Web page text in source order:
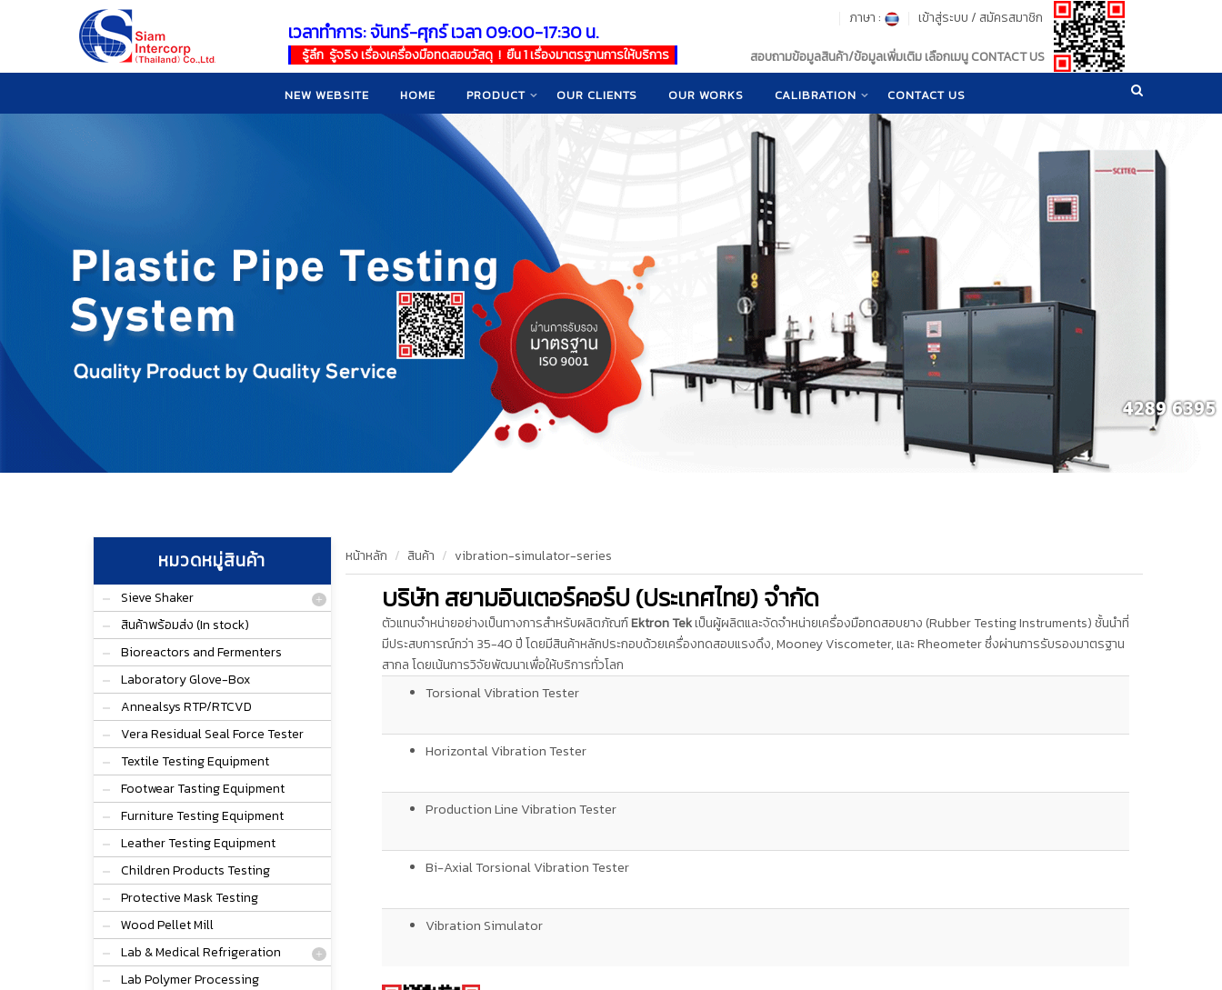
เวลาทำการ: จันทร์-ศุกร์ เวลา 09:00-17:30 น.
รู้ลึก รู้จริง เรื่องเครื่องมือทดสอบวัสดุ ! ยืน 1 เรื่องมาตรฐานการให้บริการ
เข้าสู่ระบบ / สมัครสมาชิก
ภาษา :
สอบถามข้อมูลสินค้า/ข้อมูลเพิ่มเติม เลือกเมนู CONTACT US
NEW WEBSITE HOME PRODUCT OUR CLIENTS OUR WORKS CALIBRATION CONTACT US
หมวดหมู่สินค้า
Sieve Shaker
สินค้าพร้อมส่ง (In stock)
Bioreactors and Fermenters
Laboratory Glove-Box
Annealsys RTP/RTCVD
Vera Residual Seal Force Tester
Textile Testing Equipment
Footwear Tasting Equipment
Furniture Testing Equipment
Leather Testing Equipment
Children Products Testing
Protective Mask Testing
Wood Pellet Mill
Lab & Medical Refrigeration
Lab Polymer Processing
หน้าหลัก สินค้า vibration-simulator-series
บริษัท สยามอินเตอร์คอร์ป (ประเทศไทย) จำกัด
ตัวแทนจำหน่ายอย่างเป็นทางการสำหรับผลิตภัณฑ์Ektron Tekเป็นผู้ผลิตและจัดจำหน่ายเครื่องมือทดสอบยาง (Rubber Testing Instruments) ชั้นนำที่
มีประสบการณ์กว่า 35-40 ปี โดยมีสินค้าหลักประกอบด้วยเครื่องทดสอบแรงดึง, Mooney Viscometer, และ Rheometer ซึ่งผ่านการรับรองมาตรฐาน
สากล โดยเน้นการวิจัยพัฒนาเพื่อให้บริการทั่วโลก
Torsional Vibration Tester
Horizontal Vibration Tester
Production Line Vibration Tester
Bi-Axial Torsional Vibration Tester
Vibration Simulator